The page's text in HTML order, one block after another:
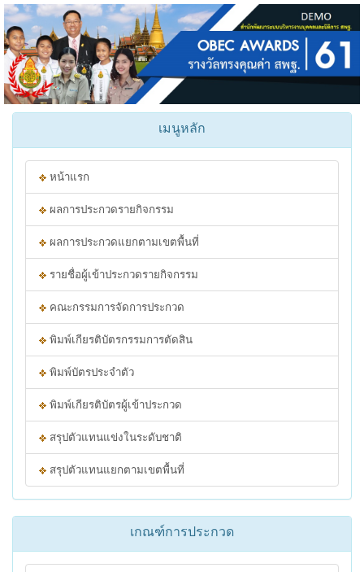
เมนูหลัก
หน้าแรก
ผลการประกวดรายกิจกรรม
ผลการประกวดแยกตามเขตพื้นที่
รายชื่อผู้เข้าประกวดรายกิจกรรม
คณะกรรมการจัดการประกวด
พิมพ์เกียรติบัตรกรรมการตัดสิน
พิมพ์บัตรประจำตัว
พิมพ์เกียรติบัตรผู้เข้าประกวด
สรุปตัวแทนแข่งในระดับชาติ
สรุปตัวแทนแยกตามเขตพื้นที่
เกณฑ์การประกวด